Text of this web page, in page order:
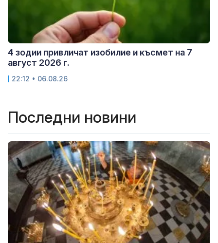
4 зодии привличат изобилие и късмет на 7
август 2026 г.
22:12 • 06.08.26
Последни новини